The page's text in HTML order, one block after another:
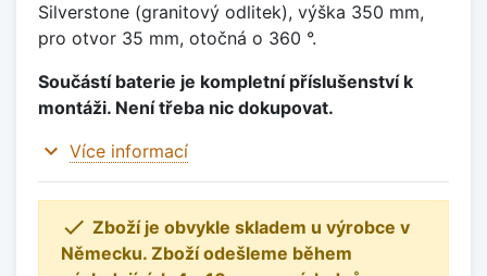
Silverstone (granitový odlitek), výška 350 mm,
pro otvor 35 mm, otočná o 360 °.
Součástí baterie je kompletní příslušenství k
montáži. Není třeba nic dokupovat.
expand_more Více informací
 Zboží je obvykle skladem u výrobce v
Německu. Zboží odešleme během